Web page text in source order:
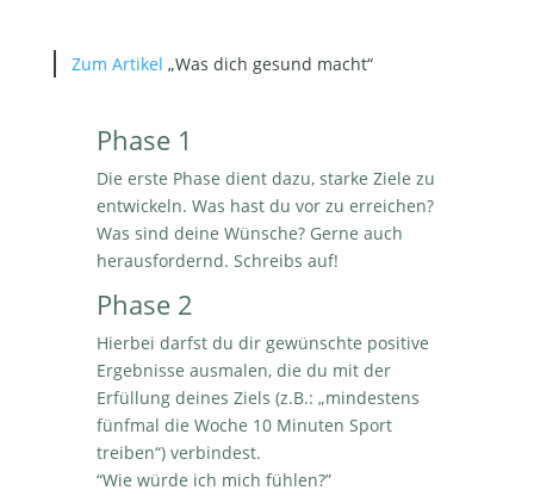
Zum Artikel „Was dich gesund macht“
Phase 1
Die erste Phase dient dazu, starke Ziele zu
entwickeln. Was hast du vor zu erreichen?
Was sind deine Wünsche? Gerne auch
herausfordernd. Schreibs auf!
Phase 2
Hierbei darfst du dir gewünschte positive
Ergebnisse ausmalen, die du mit der
Erfüllung deines Ziels (z.B.: „mindestens
fünfmal die Woche 10 Minuten Sport
treiben“) verbindest.
“Wie würde ich mich fühlen?”